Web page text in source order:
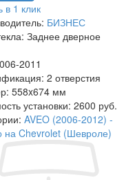
в 1 клик
БИЗНЕС
Заднее дверное
2011
2 отверстия
558x674 мм
установки: 2600 руб.
AVEO (2006-2012) -
на Chevrolet (Шевроле)